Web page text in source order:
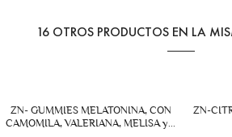
16 OTROS PRODUCTOS EN LA
ZN- GUMMIES MELATONINA, CON
CAMOMILA, VALERIANA, MELISA y...
ZN-